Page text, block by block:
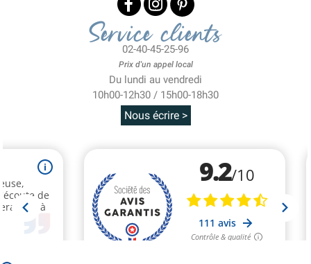
Service clients
02-40-45-25-96
Prix d'un appel local
Du lundi au vendredi
10h00-12h30 / 15h00-18h30
Nous écrire >